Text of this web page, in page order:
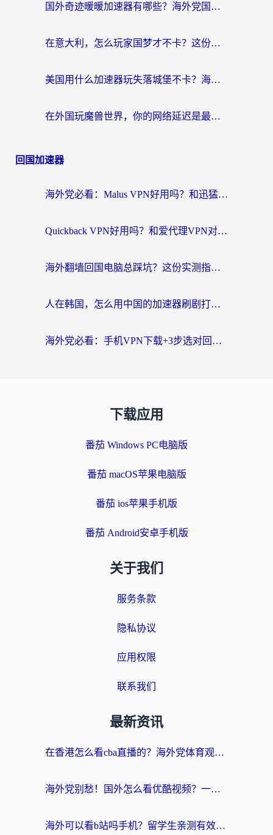
国外奇迹暖暖加速器有哪些？海外党国服游戏畅玩终极指南（附亲测推荐）
在意大利，怎么玩家国梦才不卡？这份终极加速指南请收好
美国用什么加速器玩失落城堡不卡？海外党亲测有效的国服游戏加速指南
在外国玩魔兽世界，你的网络延迟是最大的敌人
回国加速器
海外党必看：Malus VPN好用吗？和迅猛兔VPN对比哪个回国效果更好？附真实体验与避坑指南
Quickback VPN好用吗？和爱代理VPN对比哪个回国效果更好？
海外翻墙回国电脑总踩坑？这份实测指南帮你选对加速器（附ChickCNinitapMalus对比）
人在韩国，怎么用中国的加速器刷剧打游戏？这份真实体验指南给你答案
海外党必看：手机VPN下载+3步选对回国加速器，无缝刷国内资源不再愁
下载应用
番茄 Windows PC电脑版
番茄 macOS苹果电脑版
番茄 ios苹果手机版
番茄 Android安卓手机版
关于我们
服务条款
隐私协议
应用权限
联系我们
最新资讯
在香港怎么看cba直播的？海外党体育观赛终极指南：告别版权限制，畅享中文解说
海外党别愁！国外怎么看优酷视频？一招解决追剧、看直播难题
海外可以看b站吗手机？留学生亲测有效的回国加速指南